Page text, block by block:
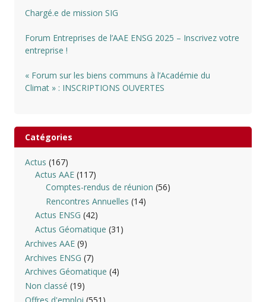
Chargé.e de mission SIG
Forum Entreprises de l’AAE ENSG 2025 – Inscrivez votre
entreprise !
« Forum sur les biens communs à l’Académie du
Climat » : INSCRIPTIONS OUVERTES
Catégories
Actus (167)
Actus AAE (117)
Comptes-rendus de réunion (56)
Rencontres Annuelles (14)
Actus ENSG (42)
Actus Géomatique (31)
Archives AAE(9)
Archives ENSG (7)
Archives Géomatique (4)
Non classé (19)